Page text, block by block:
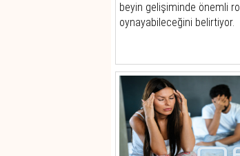
beyin gelişiminde önemli rol
oynayabileceğini belirtiyor.